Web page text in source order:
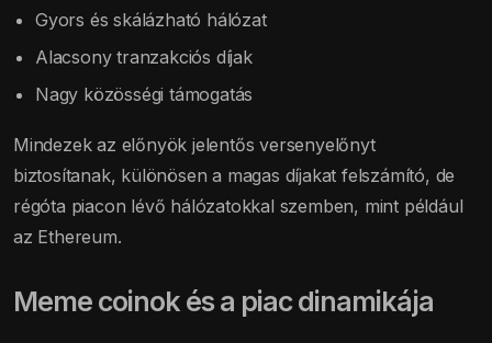
Gyors és skálázható hálózat
Alacsony tranzakciós díjak
Nagy közösségi támogatás
Mindezek az előnyök jelentős versenyelőnyt
biztosítanak, különösen a magas díjakat felszámító, de
régóta piacon lévő hálózatokkal szemben, mint például
az Ethereum.
Meme coinok és a piac dinamikája